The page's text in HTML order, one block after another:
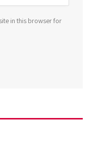
in this browser for